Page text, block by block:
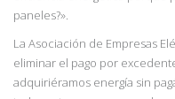
paneles?».
La Asociación de Empresas
eliminar el pago por
adquiriéramos energía sin